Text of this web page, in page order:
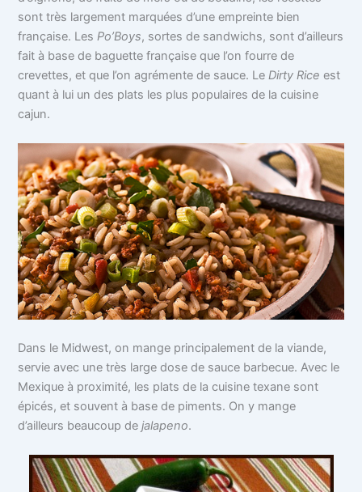
sont très largement marquées d’une empreinte bien
française. LesPo’Boys, sortes de sandwichs, sont d’ailleurs
fait à base de baguette française que l’on fourre de
crevettes, et que l’on agrémente de sauce. LeDirty Rice est
quant à lui un des plats les plus populaires de la cuisine
cajun.
Dans le Midwest, on mange principalement de la viande,
servie avec une très large dose de sauce barbecue. Avec le
Mexique à proximité, les plats de la cuisine texane sont
épicés, et souvent à base de piments. On y mange
d’ailleurs beaucoup dejalapeno.